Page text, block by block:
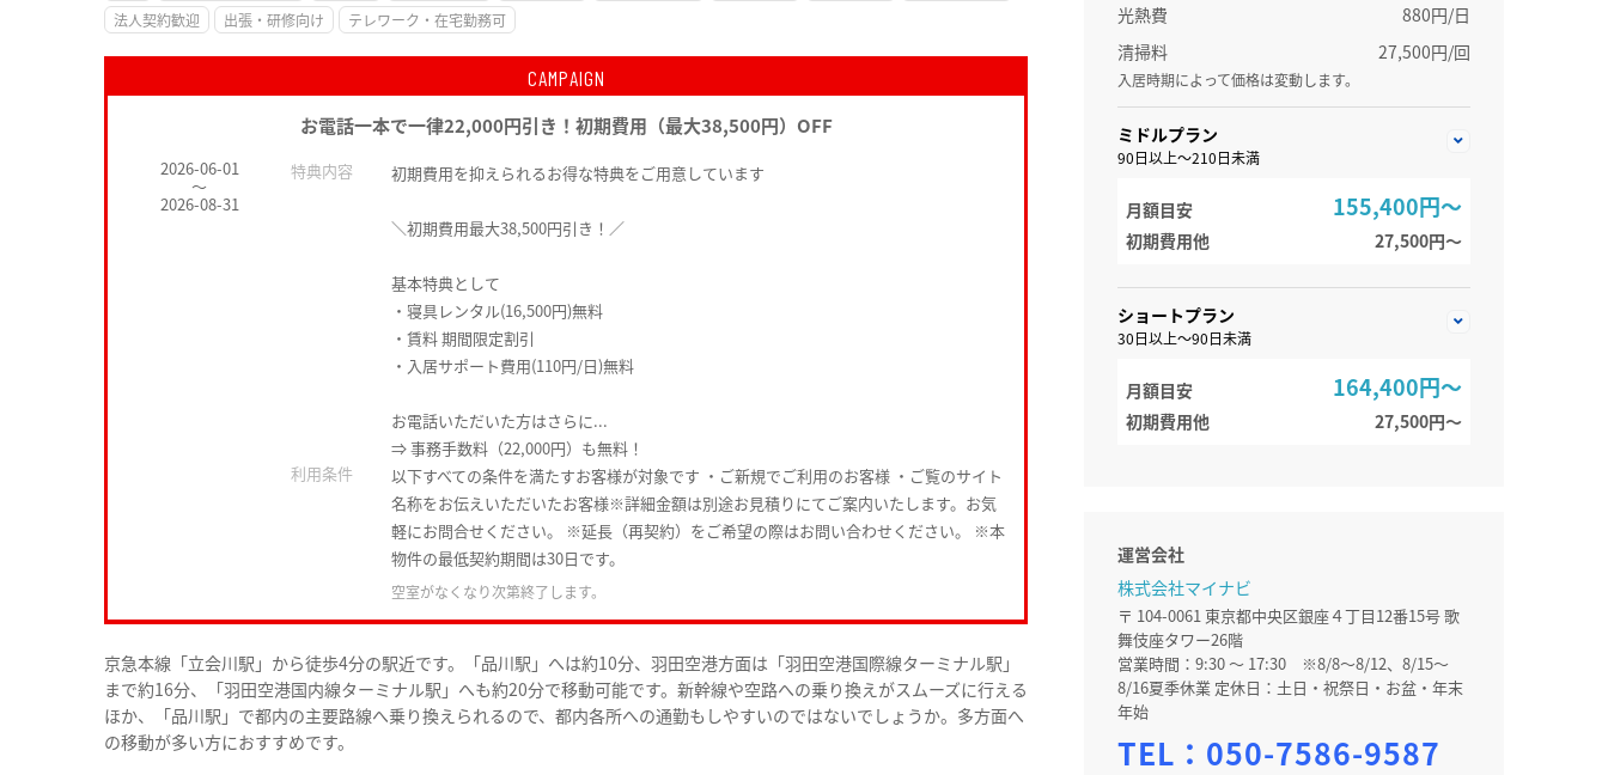
法人契約歓迎
出張・研修向け テレワーク・在宅勤務可
CAMPAIGN
お電話一本で一律22,000円引き！初期費用（最大38,500円）OFF
2026-06-01
～
2026-08-31
特典内容 初期費用を抑えられるお得な特典をご用意しています
＼初期費用最大38,500円引き！／
基本特典として
・寝具レンタル(16,500円)無料
・賃料 期間限定割引
・入居サポート費用(110円/日)無料
お電話いただいた方はさらに...
⇒ 事務手数料（22,000円）も無料！
利用条件
以下すべての条件を満たすお客様が対象です ・ご新規でご利用のお客様 ・ご覧のサイト
名称をお伝えいただいたお客様※詳細金額は別途お見積りにてご案内いたします。お気
軽にお問合せください。 ※延長（再契約）をご希望の際はお問い合わせください。 ※本
物件の最低契約期間は30日です。
空室がなくなり次第終了します。
京急本線「立会川駅」から徒歩4分の駅近です。「品川駅」へは約10分、羽田空港方面は「羽田空港国際線ターミナル駅」
まで約16分、「羽田空港国内線ターミナル駅」へも約20分で移動可能です。新幹線や空路への乗り換えがスムーズに行える
ほか、「品川駅」で都内の主要路線へ乗り換えられるので、都内各所への通勤もしやすいのではないでしょうか。多方面へ
の移動が多い方におすすめです。
光熱費
880円/日
清掃料
27,500円/回
入居時期によって価格は変動します。
ミドルプラン
90日以上～210日未満
月額目安 155,400円～
初期費用他 27,500円〜
ショートプラン
30日以上～90日未満
月額目安 164,400円～
初期費用他 27,500円〜
運営会社
株式会社マイナビ
〒 104-0061 東京都中央区銀座４丁目12番15号 歌
舞伎座タワー26階
営業時間：9:30 ～ 17:30 ※8/8～8/12、8/15～
8/16夏季休業 定休日：土日・祝祭日・お盆・年末
年始
TEL： 050-7586-9587